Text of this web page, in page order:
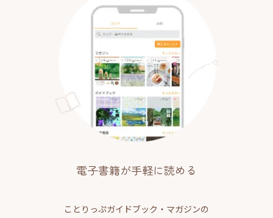
電子書籍が手軽に読める
ことりっぷガイドブック・マガジンの